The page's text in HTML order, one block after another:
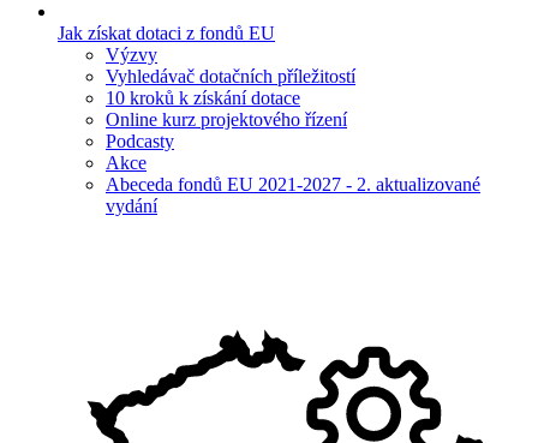
Jak získat dotaci z fondů EU
Výzvy
Vyhledávač dotačních příležitostí
10 kroků k získání dotace
Online kurz projektového řízení
Podcasty
Akce
Abeceda fondů EU 2021-2027 - 2. aktualizované
vydání